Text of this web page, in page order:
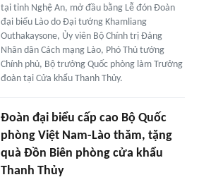
tại tỉnh Nghệ An, mở đầu bằng Lễ đón Đoàn
đại biểu Lào do Đại tướng Khamliang
Outhakaysone, Ủy viên Bộ Chính trị Đảng
Nhân dân Cách mạng Lào, Phó Thủ tướng
Chính phủ, Bộ trưởng Quốc phòng làm Trưởng
đoàn tại Cửa khẩu Thanh Thủy.
Đoàn đại biểu cấp cao Bộ Quốc
phòng Việt Nam-Lào thăm, tặng
quà Đồn Biên phòng cửa khẩu
Thanh Thủy